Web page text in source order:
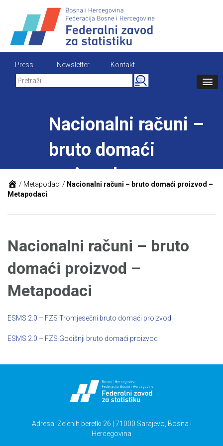
content
Press Newsletter
Kontakt
Search
for:
Nacionalni računi –
bruto domaći
proizvod –
/ Metapodaci / Nacionalni računi – bruto domaći proizvod –
Metapodaci
Nacionalni računi – bruto
domaći proizvod –
Metapodaci
ESMS 2.0 – FZS Tromjesečni bruto domaći proizvod
ESMS 2.0 – FZS Godišnji bruto domaći proizvod
Adresa: Zelenih beretki 26 | 71000 Sarajevo, Bosna i
Hercegovina